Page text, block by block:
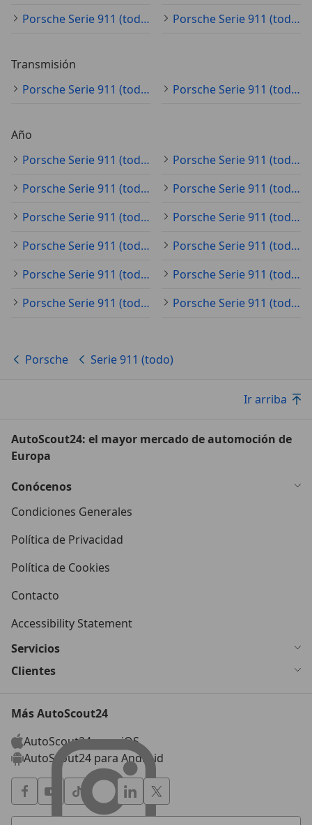
Porsche Serie 911 (todo) naranja
Porsche Serie 911 (todo) beige
Transmisión
Porsche Serie 911 (todo) automático
Porsche Serie 911 (todo) manual
Año
Porsche Serie 911 (todo) 2021
Porsche Serie 911 (todo) 2024
Porsche Serie 911 (todo) 2025
Porsche Serie 911 (todo) 2023
Porsche Serie 911 (todo) 2026
Porsche Serie 911 (todo) 2022
Porsche Serie 911 (todo) 2020
Porsche Serie 911 (todo) 2019
Porsche Serie 911 (todo) 2017
Porsche Serie 911 (todo) 2018
Porsche Serie 911 (todo) 2015
Porsche Serie 911 (todo) 2014
Porsche Serie 911 (todo)
Ir arriba
AutoScout24: el mayor mercado de automoción de
Europa
Conócenos
Condiciones Generales
Política de Privacidad
Política de Cookies
Contacto
Accessibility Statement
Servicios
Clientes
Más AutoScout24
AutoScout24 para iOS
AutoScout24 para Android